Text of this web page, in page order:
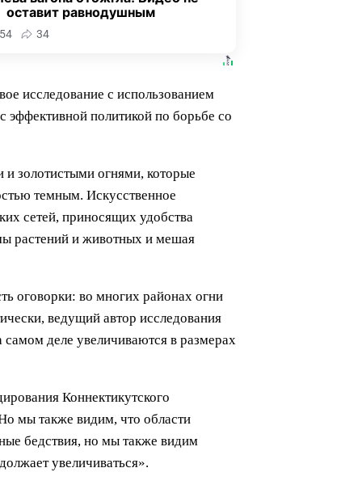
оставит равнодушным
54 34
исследование с использованием
эффективной политикой по борьбе со
золотистыми огнями, которые
темным. Искусственное
сетей, приносящих удобства
растений и животных и мешая
оговорки: во многих районах огни
ведущий автор исследования
деле увеличиваются в размерах
Коннектикутского
мы также видим, что области
бедствия, но мы также видим
увеличиваться».